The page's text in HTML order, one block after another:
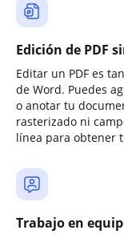
Edición de PDF
Editar un PDF es
de Word. Puedes
o anotar tu
rasterizado ni
línea para obtener
Trabajo en